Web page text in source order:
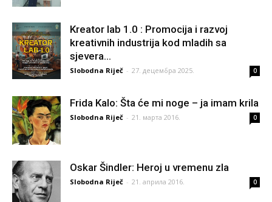
Kreator lab 1.0 : Promocija i razvoj
kreativnih industrija kod mladih sa
sjevera...
Slobodna Riječ - 27. децембра 2025. 0
Frida Kalo: Šta će mi noge – ja imam krila
Slobodna Riječ - 21. марта 2016. 0
Oskar Šindler: Heroj u vremenu zla
Slobodna Riječ - 21. априла 2016. 0